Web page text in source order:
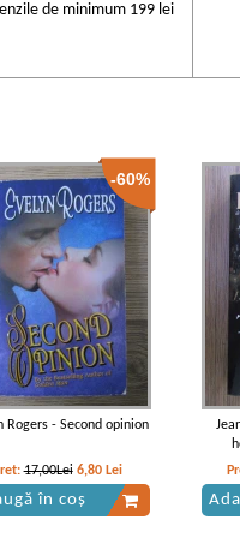
de minimum 199 lei
-60%
Rogers - Second opinion
17,00Lei 6,80 Lei
în coș